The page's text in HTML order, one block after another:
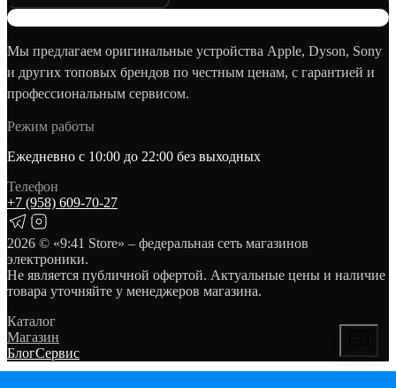
Мы предлагаем оригинальные устройства Apple, Dyson, Sony
и других топовых брендов по честным ценам, с гарантией и
профессиональным сервисом.
Режим работы
Ежедневно с 10:00 до 22:00 без выходных
Телефон
+7 (958) 609‑70‑27
2026 © «9:41 Store» – федеральная сеть магазинов
электроники.
Не является публичной офертой. Актуальные цены и наличие
товара уточняйте у менеджеров магазина.
Каталог
Магазин
БлогСервис